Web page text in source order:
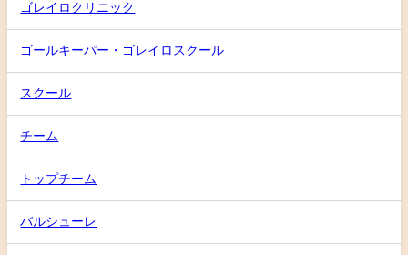
ゴレイロクリニック
ゴールキーパー・ゴレイロスクール
スクール
チーム
トップチーム
バルシューレ